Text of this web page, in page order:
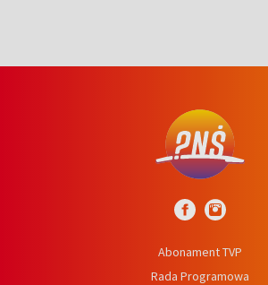
Abonament TVP
Rada Programowa